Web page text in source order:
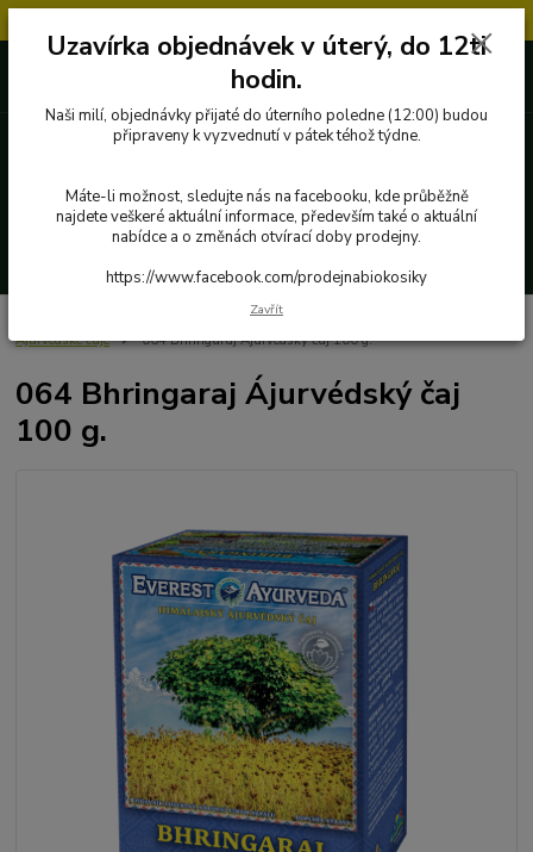
727 862 655, 737 283 505
Byliny, čaje, koření
Ájurvédské čaje
064 Bhringaraj Ájurvédský čaj 100 g.
064 Bhringaraj Ájurvédský čaj
100 g.
Uzavírka objednávek v úterý, do 12ti
hodin.
Naši milí, objednávky přijaté do úterního poledne (12:00) budou
připraveny k vyzvednutí v pátek téhož týdne.
Máte-li možnost, sledujte nás na facebooku, kde průběžně
najdete veškeré aktuální informace, především také o aktuální
nabídce a o změnách otvírací doby prodejny.
https://www.facebook.com/prodejnabiokosiky
Zavřít